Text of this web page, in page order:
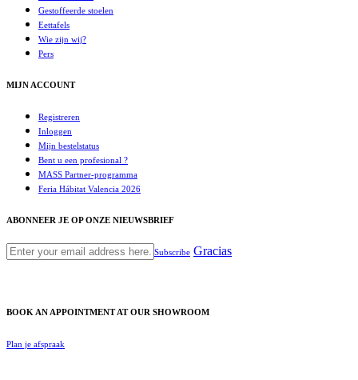
Gestoffeerde stoelen
Eettafels
Wie zijn wij?
Pers
MIJN ACCOUNT
Registreren
Inloggen
Mijn bestelstatus
Bent u een profesional ?
MASS Partner-programma
Feria Hábitat Valencia 2026
ABONNEER JE OP ONZE NIEUWSBRIEF
Subscribe Gracias
BOOK AN APPOINTMENT AT OUR SHOWROOM
Plan je afspraak